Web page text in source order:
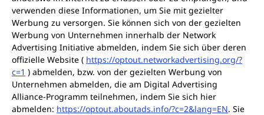
verwenden diese Informationen, um Sie mit gezielter
Werbung zu versorgen. Sie können sich von der gezielten
Werbung von Unternehmen innerhalb der Network
Advertising Initiative abmelden, indem Sie sich über deren
offizielle Website ( https://optout.networkadvertising.org/?
c=1 ) abmelden, bzw. von der gezielten Werbung von
Unternehmen abmelden, die am Digital Advertising
Alliance-Programm teilnehmen, indem Sie sich hier
abmelden: https://optout.aboutads.info/?c=2&lang=EN. Sie